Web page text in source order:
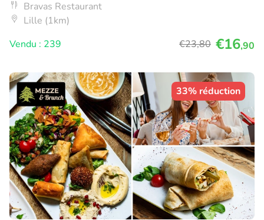
Bravas Restaurant
Lille (1km)
Vendu : 239
€23,80 €16,90
33% réduction